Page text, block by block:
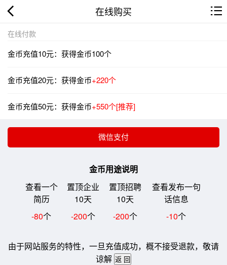
在线购买
在线付款
金币充值10元：获得金币100个
金币充值20元：获得金币+220个
金币充值50元：获得金币+550个[推荐]
金币用途说明
查看一个
简历
置顶企业
10天
置顶招聘
10天
查看发布一句
话信息
-80个 -200个 -200个 -10个
由于网站服务的特性，一旦充值成功，概不接受退款，敬请
谅解